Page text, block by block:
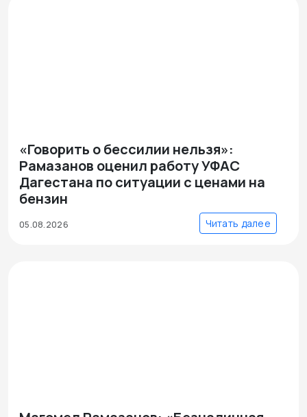
«Говорить о бессилии нельзя»:
Рамазанов оценил работу УФАС
Дагестана по ситуации с ценами на
бензин
05.08.2026 Читать далее